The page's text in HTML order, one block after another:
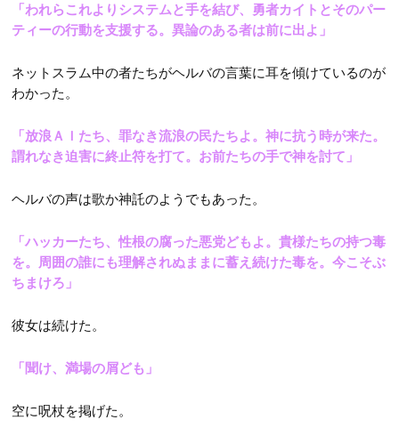
「われらこれよりシステムと手を結び、勇者カイトとそのパー
ティーの行動を支援する。異論のある者は前に出よ」
ネットスラム中の者たちがヘルバの言葉に耳を傾けているのが
わかった。
「放浪ＡＩたち、罪なき流浪の民たちよ。神に抗う時が来た。
謂れなき迫害に終止符を打て。お前たちの手で神を討て」
ヘルバの声は歌か神託のようでもあった。
「ハッカーたち、性根の腐った悪党どもよ。貴様たちの持つ毒
を。周囲の誰にも理解されぬままに蓄え続けた毒を。今こそぶ
ちまけろ」
彼女は続けた。
「聞け、満場の屑ども」
空に呪杖を掲げた。